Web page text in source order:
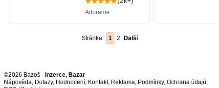
Stránka: 1 2 Další
©2026 Bazoš - Inzerce, Bazar
Nápověda, Dotazy, Hodnocení, Kontakt, Reklama, Podmínky, Ochrana údajů,